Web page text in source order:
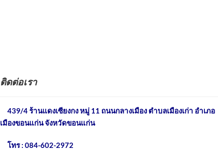
ติดต่อเรา
439/4 ร้านแดงเซียงกง หมู่ 11 ถนนกลางเมือง ตำบลเมืองเก่า อำเภอ
เมืองขอนแก่น จังหวัดขอนแก่น
โทร : 084-602-2972